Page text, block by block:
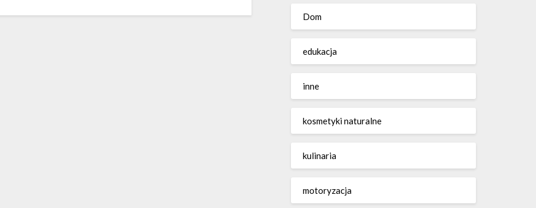
Dom
edukacja
inne
kosmetyki naturalne
kulinaria
motoryzacja